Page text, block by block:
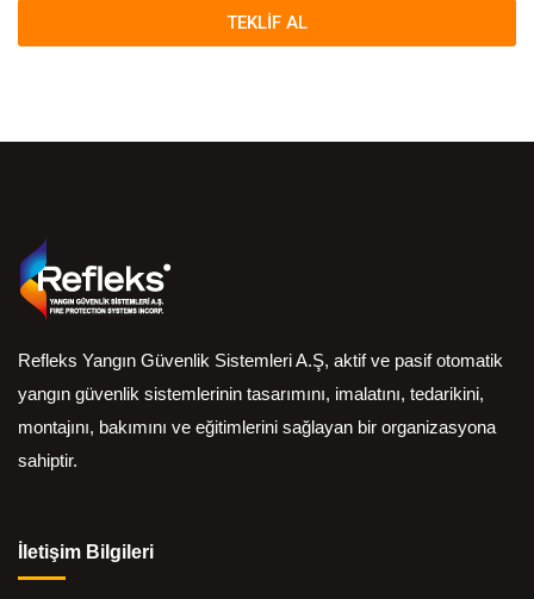
TEKLİF AL
Refleks Yangın Güvenlik Sistemleri A.Ş, aktif ve pasif otomatik
yangın güvenlik sistemlerinin tasarımını, imalatını, tedarikini,
montajını, bakımını ve eğitimlerini sağlayan bir organizasyona
sahiptir.
İletişim Bilgileri